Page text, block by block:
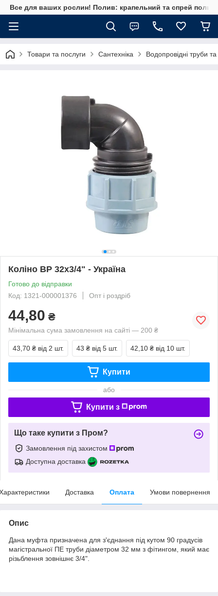
Все для ваших рослин! Полив: крапельний та спрей полив,
Товари та послуги Сантехніка Водопровідні труби
Коліно ВР 32х3/4" - Україна
Готово до відправки
Код: 1321-000001376
Опт і роздріб
44,80 ₴
Мінімальна сума замовлення на сайті — 200 ₴
43,70 ₴ від 2 шт. 43 ₴ від 5 шт. 42,10 ₴ від 10 шт.
Купити
або
Купити з
Що таке купити з Пром?
Замовлення під захистом
Доступна доставка
Доставка Оплата Умови повернення
Опис
Дана муфта призначена для з'єднання під кутом 90 градусів
магістральної ПЕ труби діаметром 32 мм з фітингом, який має
різьблення зовнішнє 3/4".